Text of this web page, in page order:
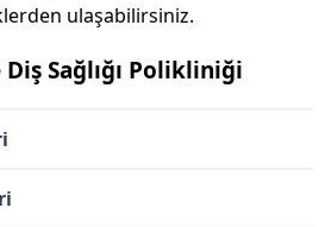
ulaşabilirsiniz.
Sağlığı Polikliniği